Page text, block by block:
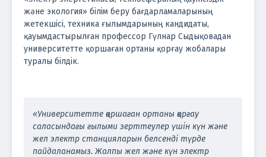
және экология» білім беру бағдарламаларының
жетекшісі, техника ғылымдарының кандидаты,
қауымдастырылған профессор Гүлнар Сыдықовадан
университетте қоршаған ортаны қорғау жобалары
туралы білдік.
«Университетте қоршаған ортаны қорғау
саласындағы ғылыми зерттеулер үшін күн және
жел электр станцияларын белсенді түрде
пайдаланамыз. Жалпы жел және күн электр